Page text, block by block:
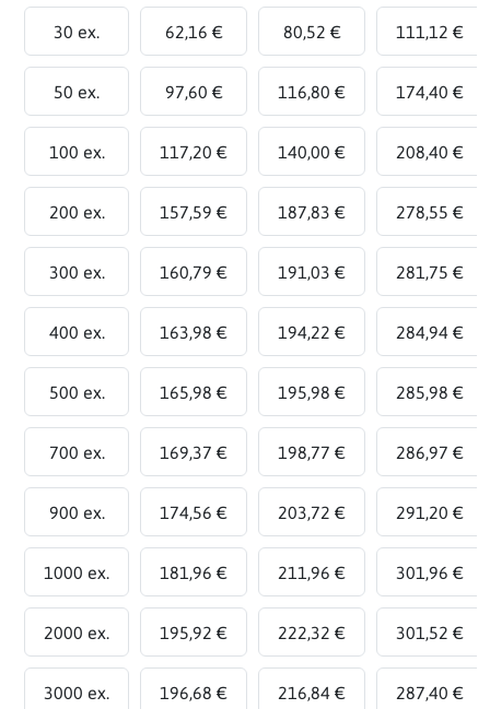
30 ex. 62,16 € 80,52 € 111,12 €
50 ex. 97,60 € 116,80 € 174,40 €
100 ex. 117,20 € 140,00 € 208,40 €
200 ex. 157,59 € 187,83 € 278,55 €
300 ex. 160,79 € 191,03 € 281,75 €
400 ex. 163,98 € 194,22 € 284,94 €
500 ex. 165,98 € 195,98 € 285,98 €
700 ex. 169,37 € 198,77 € 286,97 €
900 ex. 174,56 € 203,72 € 291,20 €
1000 ex. 181,96 € 211,96 € 301,96 €
2000 ex. 195,92 € 222,32 € 301,52 €
3000 ex. 196,68 € 216,84 € 287,40 €